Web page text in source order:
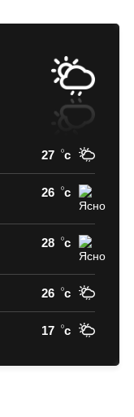
27 c
26 c
28 c
26 c
17 c